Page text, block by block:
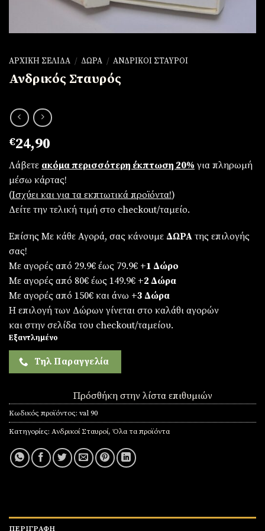
ΑΡΧΙΚΉ ΣΕΛΊΔΑ / ΔΏΡΑ / ΑΝΔΡΙΚΟΊ ΣΤΑΥΡΟΊ
Ανδρικός Σταυρός
€24,90
Λάβετε ακόμα περισσότερη έκπτωση 20% για πληρωμή
μέσω κάρτας!
(Iσχύει και για τα εκπτωτικά προϊόντα!)
Δείτε την τελική τιμή στο checkout/ταμείο.
Επίσης Με κάθε Αγορά, σας κάνουμε ΔΩΡΑ της επιλογής
σας!
Με αγορές από 29.9€ έως 79.9€ +1 Δώρο
Με αγορές από 80€ έως 149.9€ +2 Δώρα
Με αγορές από 150€ και άνω +3 Δώρα
Η επιλογή των Δώρων γίνεται στο καλάθι αγορών
και στην σελίδα του checkout/ταμείου.
Εξαντλημένο
Τηλ Παραγγελία
Πρόσθήκη στην λίστα επιθυμιών
Κωδικός προϊόντος: val 90
Κατηγορίες: Ανδρικοί Σταυροί, Όλα τα προϊόντα
ΠΕΡΙΓΡΑΦΉ